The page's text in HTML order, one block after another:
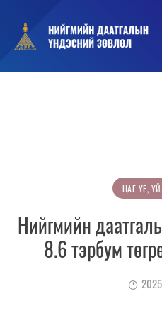
ЦАГ ҮЕ,
Нийгмийн
8.6 тэрбум